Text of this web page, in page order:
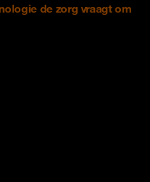
de zorg vraagt om